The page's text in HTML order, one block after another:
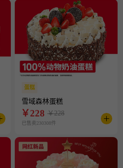
蛋糕
雪域森林蛋糕
￥228 ￥228
已售卖230308件